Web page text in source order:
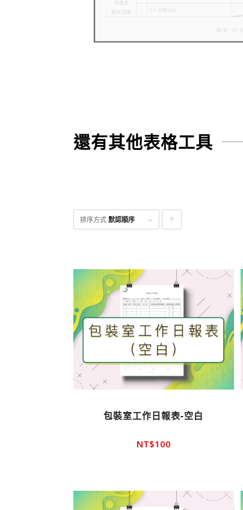
還有其他表格工具
排序方式 默認順序
包裝室工作日報表-空白
NT$100